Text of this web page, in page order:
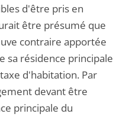
d'être pris en
être présumé que
contraire apportée
sa résidence principale
d'habitation. Par
devant être
principale du